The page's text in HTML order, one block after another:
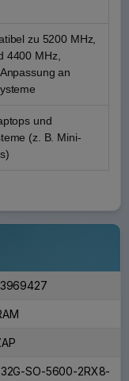
zu 5200 MHz,
4400 MHz,
an
und
(z. B. Mini-
SO-5600-2RX8-